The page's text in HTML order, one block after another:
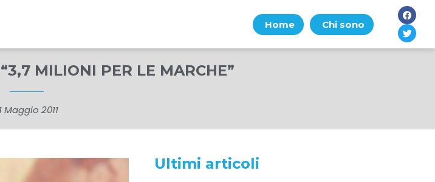
Home Chi sono
MILIONI PER LE MARCHE”
Maggio 2011
Ultimi articoli